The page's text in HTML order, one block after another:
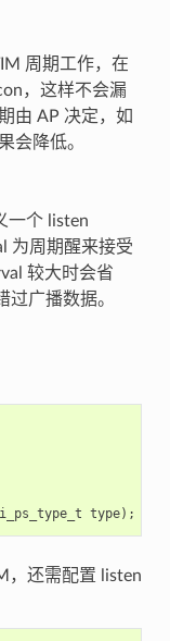
周期工作，在
，这样不会漏
由 AP 决定，如
会降低。
一个 listen
为周期醒来接受
较大时会省
过广播数据。
，还需配置 listen